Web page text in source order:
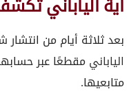
آية الياباني
بعد ثلاثة أيام من
اليابانيمقطعًا عبر
متابعيها.